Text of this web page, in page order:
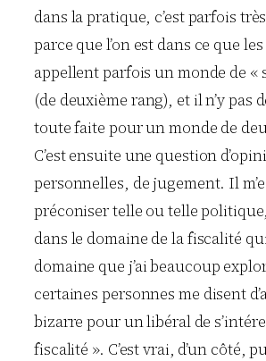
dans la pratique, c’est parfois
parce que l’on est dans ce que
appellent parfois un monde de «
(de deuxième rang), et il n’y pas
toute faite pour un monde de
C’est ensuite une question
personnelles, de jugement. Il
préconiser telle ou telle
dans le domaine de la fiscalité
domaine que j’ai beaucoup
certaines personnes me disent
bizarre pour un libéral de
fiscalité ». C’est vrai, d’un côté,